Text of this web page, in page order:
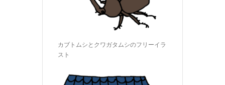
カブトムシとクワガタムシのフリーイラ
スト